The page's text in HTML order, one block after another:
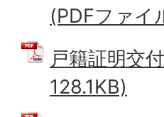
(PDFファイ
戸籍証明交
128.1KB)